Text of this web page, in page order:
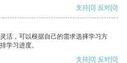
支持[0] 反对[0]
活，可以根据自己的需求选择学习方
学习进度。
支持[0] 反对[0]